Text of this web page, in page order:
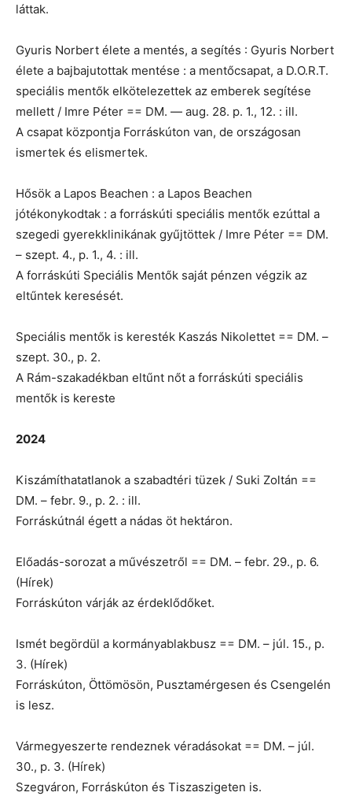
láttak.
Gyuris Norbert élete a mentés, a segítés : Gyuris Norbert
élete a bajbajutottak mentése : a mentőcsapat, a D.O.R.T.
speciális mentők elkötelezettek az emberek segítése
mellett / Imre Péter == DM. — aug. 28. p. 1., 12. : ill.
A csapat központja Forráskúton van, de országosan
ismertek és elismertek.
Hősök a Lapos Beachen : a Lapos Beachen
jótékonykodtak : a forráskúti speciális mentők ezúttal a
szegedi gyerekklinikának gyűjtöttek / Imre Péter == DM.
– szept. 4., p. 1., 4. : ill.
A forráskúti Speciális Mentők saját pénzen végzik az
eltűntek keresését.
Speciális mentők is keresték Kaszás Nikolettet == DM. –
szept. 30., p. 2.
A Rám-szakadékban eltűnt nőt a forráskúti speciális
mentők is kereste
2024
Kiszámíthatatlanok a szabadtéri tüzek / Suki Zoltán ==
DM. – febr. 9., p. 2. : ill.
Forráskútnál égett a nádas öt hektáron.
Előadás-sorozat a művészetről == DM. – febr. 29., p. 6.
(Hírek)
Forráskúton várják az érdeklődőket.
Ismét begördül a kormányablakbusz == DM. – júl. 15., p.
3. (Hírek)
Forráskúton, Öttömösön, Pusztamérgesen és Csengelén
is lesz.
Vármegyeszerte rendeznek véradásokat == DM. – júl.
30., p. 3. (Hírek)
Szegváron, Forráskúton és Tiszaszigeten is.